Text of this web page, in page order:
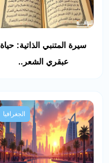
سيرة المتنبي الذاتية: حياة
عبقري الشعر..
الجغرافيا